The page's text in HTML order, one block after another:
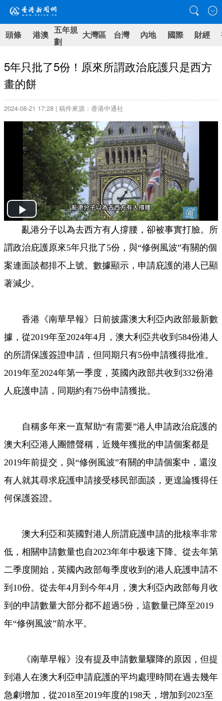
頭條 港澳 五年規
劃
大灣區 台灣 內地 國際 財經
5年只批了5份！原來所謂政治庇護只是西方
畫的餅
2024-08-21 17:28 | 稿件來源：香港中通社
Play
Video
亂港分子以為去西方有人撐腰，卻被事實打臉。所
謂政治庇護原來5年只批了5份，與“修例風波”有關的個
案連面談都排不上號。數據顯示，申請庇護的港人已顯
著減少。
香港《南華早報》日前披露澳大利亞內政部最新數
據，從2019年至2024年4月，澳大利亞共收到584份港人
的所謂保護簽證申請，但同期只有5份申請獲得批准。
2019年至2024年第一季度，英國內政部共收到332份港
人庇護申請，同期約有75份申請獲批。
自稱多年來一直幫助“有需要”港人申請政治庇護的
澳大利亞港人團體聲稱，近幾年獲批的申請個案都是
2019年前提交，與“修例風波”有關的申請個案中，還沒
有人就其尋求庇護申請接受移民部面談，更遑論獲得任
何保護簽證。
澳大利亞和英國對港人所謂庇護申請的批核率非常
低，相關申請數量也自2023年年中极速下降。從去年第
二季度開始，英國內政部每季度收到的港人庇護申請不
到10份。從去年4月到今年4月，澳大利亞內政部每月收
到的申請數量大部分都不超過5份，這數量已降至2019
年“修例風波”前水平。
《南華早報》沒有提及申請數量驟降的原因，但提
到港人在澳大利亞申請庇護的平均處理時間在過去幾年
急劇增加，從2018至2019年度的198天，增加到2023至